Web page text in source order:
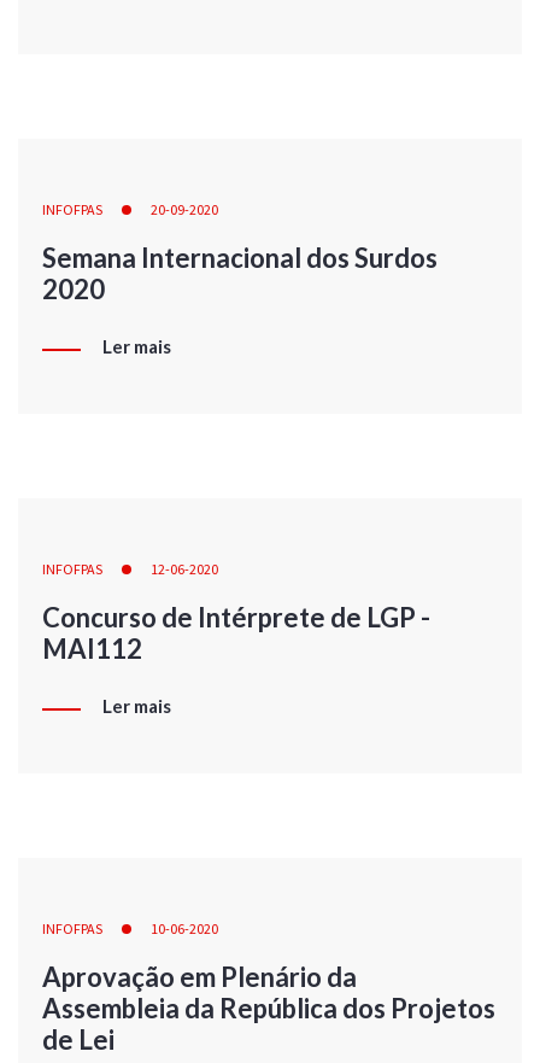
INFOFPAS 20-09-2020
Semana Internacional dos Surdos
2020
Ler mais
INFOFPAS 12-06-2020
Concurso de Intérprete de LGP -
MAI112
Ler mais
INFOFPAS 10-06-2020
Aprovação em Plenário da
Assembleia da República dos Projetos
de Lei